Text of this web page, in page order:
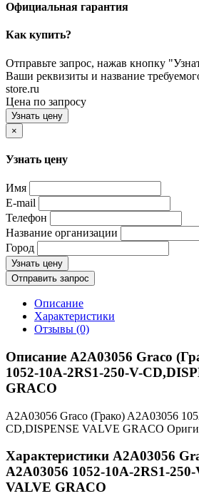
Официальная гарантия
Как купить?
Отправьте запрос, нажав кнопку
Ваши реквизиты и название
store.ru
Цена по запросу
Узнать цену
×
Узнать цену
Имя
E-mail
Телефон
Название организации
Город
Узнать цену
Отправить запрос
Описание
Характеристики
Отзывы (0)
Описание A2A03056 Graco
1052-10A-2RS1-250-V-
GRACO
A2A03056 Graco (Грако) A2A03056
CD,DISPENSE VALVE GRACO
Характеристики A2A03056
A2A03056 1052-10A-2RS1-
VALVE GRACO